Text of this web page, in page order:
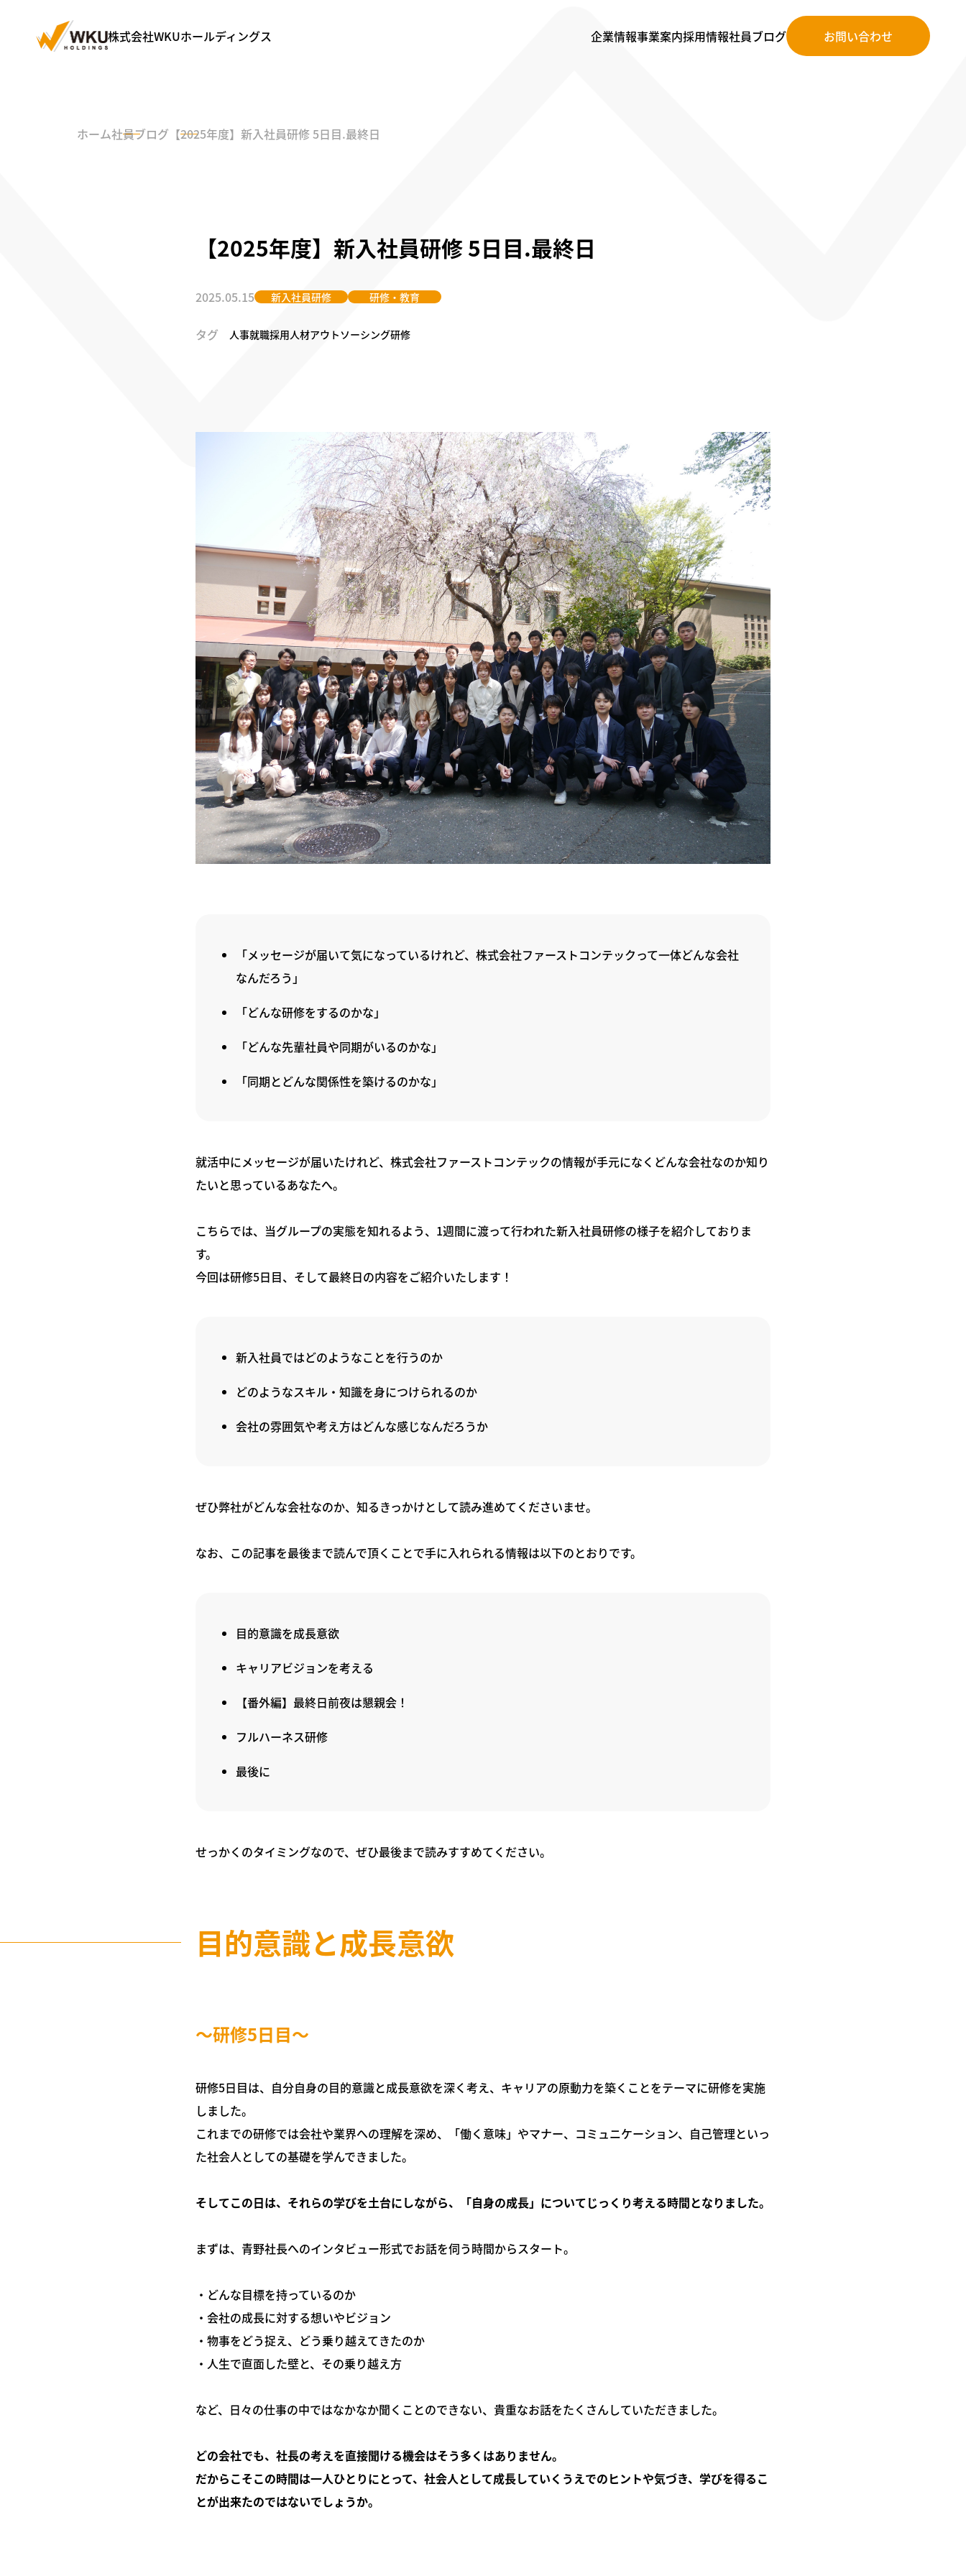
株式会社WKUホールディングス 企業情報事業案内採⽤情報社員ブログ お問い合わせ
ホーム社員ブログ 【2025年度】新入社員研修 5日目.最終日
【2025年度】新入社員研修 5日目.最終日
2025.05.15 新入社員研修 研修・教育
タグ 人事就職採用人材アウトソーシング研修
「メッセージが届いて気になっているけれど、株式会社ファーストコンテックって一体どんな会社
なんだろう」
「どんな研修をするのかな」
「どんな先輩社員や同期がいるのかな」
「同期とどんな関係性を築けるのかな」
就活中にメッセージが届いたけれど、株式会社ファーストコンテックの情報が手元になくどんな会社なのか知り
たいと思っているあなたへ。
こちらでは、当グループの実態を知れるよう、1週間に渡って行われた新入社員研修の様子を紹介しておりま
す。
今回は研修5日目、そして最終日の内容をご紹介いたします！
新入社員ではどのようなことを行うのか
どのようなスキル・知識を身につけられるのか
会社の雰囲気や考え方はどんな感じなんだろうか
ぜひ弊社がどんな会社なのか、知るきっかけとして読み進めてくださいませ。
なお、この記事を最後まで読んで頂くことで手に入れられる情報は以下のとおりです。
目的意識を成長意欲
キャリアビジョンを考える
【番外編】最終日前夜は懇親会！
フルハーネス研修
最後に
せっかくのタイミングなので、ぜひ最後まで読みすすめてください。
目的意識と成長意欲
〜研修5日目〜
研修5日目は、自分自身の目的意識と成長意欲を深く考え、キャリアの原動力を築くことをテーマに研修を実施
しました。
これまでの研修では会社や業界への理解を深め、「働く意味」やマナー、コミュニケーション、自己管理といっ
た社会人としての基礎を学んできました。
そしてこの日は、それらの学びを土台にしながら、「自身の成長」についてじっくり考える時間となりました。
まずは、青野社長へのインタビュー形式でお話を伺う時間からスタート。
・どんな目標を持っているのか
・会社の成長に対する想いやビジョン
・物事をどう捉え、どう乗り越えてきたのか
・人生で直面した壁と、その乗り越え方
など、日々の仕事の中ではなかなか聞くことのできない、貴重なお話をたくさんしていただきました。
どの会社でも、社長の考えを直接聞ける機会はそう多くはありません。
だからこそこの時間は一人ひとりにとって、社会人として成長していくうえでのヒントや気づき、学びを得るこ
とが出来たのではないでしょうか。